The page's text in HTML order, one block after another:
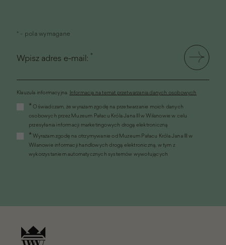
* - pola wymagane
Wpisz adres e-mail: *
Klauzula informacyjna. Informacja na temat przetwarzania danych osobowych
otworzy
nowym
oknie)
* Oświadczam, że wyrażam zgodę na przetwarzanie moich danych
osobowych przez Muzeum Pałacu Króla Jana III w Wilanowie w celu
przesyłania informacji marketingowych drogą elektroniczną
* Wyrażam zgodę na otrzymywanie od Muzeum Pałacu Króla Jana III w
Wilanowie informacji handlowych drogą elektroniczną, w tym z
wykorzystaniem automatycznych systemów wywołujących